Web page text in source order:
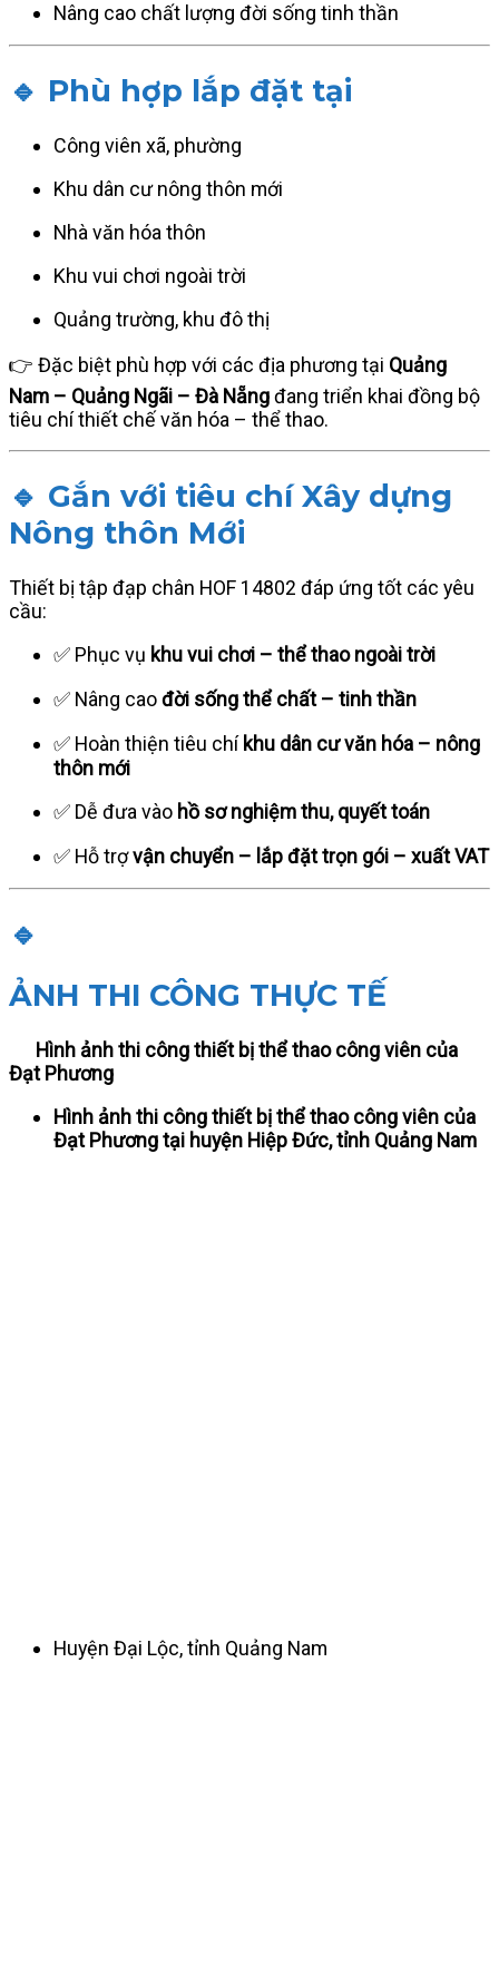
Nâng cao chất lượng đời sống tinh thần
🔹 Phù hợp lắp đặt tại
Công viên xã, phường
Khu dân cư nông thôn mới
Nhà văn hóa thôn
Khu vui chơi ngoài trời
Quảng trường, khu đô thị
👉 Đặc biệt phù hợp với các địa phương tại Quảng
Nam – Quảng Ngãi – Đà Nẵngđang triển khai đồng bộ
tiêu chí thiết chế văn hóa – thể thao.
🔹 Gắn với tiêu chíXây dựng
Nông thôn Mới
Thiết bị tập đạp chân HOF 14802 đáp ứng tốt các yêu
cầu:
✅ Phục vụ khu vui chơi – thể thao ngoài trời
✅ Nâng caođời sống thể chất – tinh thần
✅ Hoàn thiện tiêu chíkhu dân cư văn hóa – nông
thôn mới
✅ Dễ đưa vào hồ sơ nghiệm thu, quyết toán
✅ Hỗ trợvận chuyển – lắp đặt trọn gói – xuất VAT
🔹
ẢNH THI CÔNG THỰC TẾ
Hình ảnh thi công thiết bị thể thao công viên của
Đạt Phương
Hình ảnh thi công thiết bị thể thao công viên của
Đạt Phương tại huyện Hiệp Đức, tỉnh Quảng Nam
Huyện Đại Lộc, tỉnh Quảng Nam